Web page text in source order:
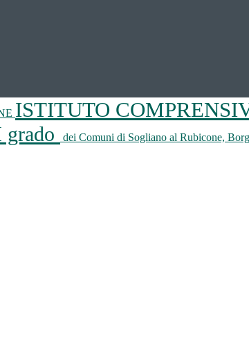
ISTITUTO
grado
dei Comuni di Sogliano al Rubicone,